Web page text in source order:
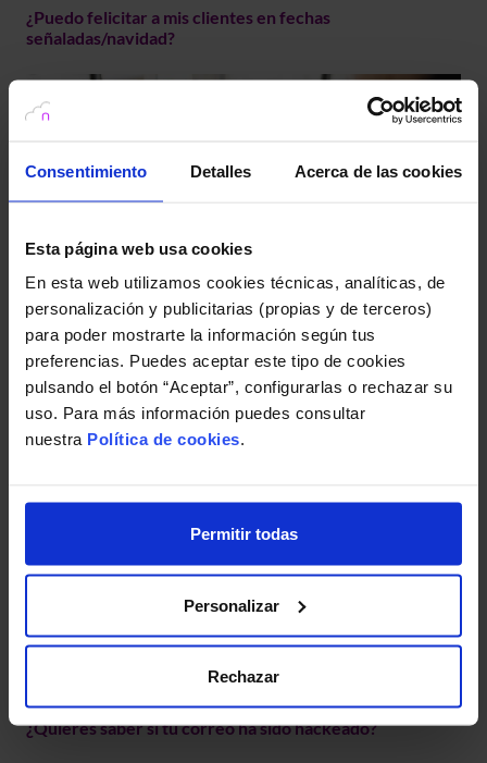
Consentimiento Detalles Acerca de las cookies
Esta página web usa cookies
En esta web utilizamos cookies técnicas, analíticas, de
personalización y publicitarias (propias y de terceros)
para poder mostrarte la información según tus
preferencias. Puedes aceptar este tipo de cookies
pulsando el botón “Aceptar”, configurarlas o rechazar su
uso. Para más información puedes consultar
nuestra Política de cookies.
Permitir todas
Personalizar
Rechazar
¿Puedo felicitar a mis clientes en fechas
señaladas/navidad?
Las reglas del envío de comunicaciones comerciales.
¿Quieres saber si tu correo ha sido hackeado?